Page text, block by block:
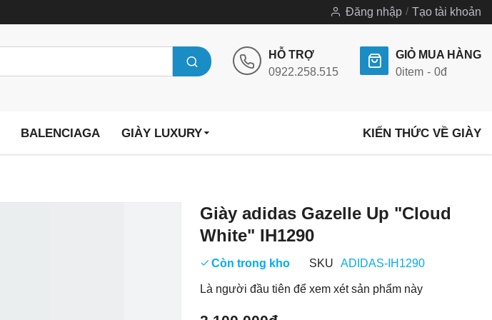
Đăng nhập Tạo tài khoản
HỖ TRỢ
0922.258.515
GIỎ MUA HÀNG
0item 0đ
BALENCIAGA GIÀY LUXURY KIẾN THỨC VỀ GIÀY
Giày adidas Gazelle Up "Cloud
White" IH1290
Còn trong kho SKU ADIDAS-IH1290
Là người đầu tiên để xem xét sản phẩm này
Chuyển
phần